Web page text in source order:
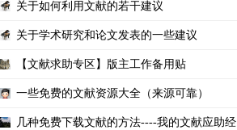
关于如何利用文献的若干建议
关于学术研究和论文发表的一些建议
【文献求助专区】版主工作备用贴
一些免费的文献资源大全（来源可靠）
几种免费下载文献的方法----我的文献应助经